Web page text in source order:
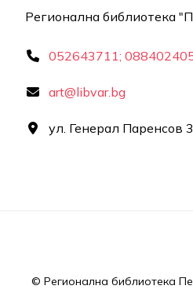
Регионална библиотека
052643711;
art@libvar.bg
ул. Генерал Паренсов